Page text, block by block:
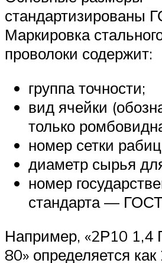
стандартизированы
Маркировка
проволоки содержит:
группа точности;
вид ячейки
только
номер сетки
диаметр сырья
номер
стандарта —
Например, «2Р10
80» определяется как